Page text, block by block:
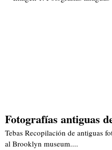
Fotografías antiguas
Tebas Recopilación de antiguas
al Brooklyn museum....